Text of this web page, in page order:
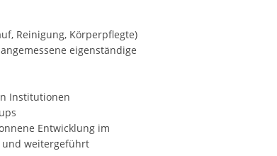
Reinigung, Körperpflegte)
eigenständige
Institutionen
Entwicklung im
und weitergeführt